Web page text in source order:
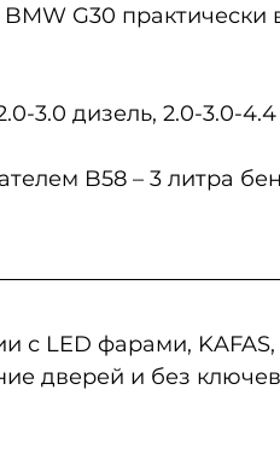
G30 практически
3.0 дизель, 2.0-3.0-
B58 – 3 литра
с LED фарами,
дверей и без